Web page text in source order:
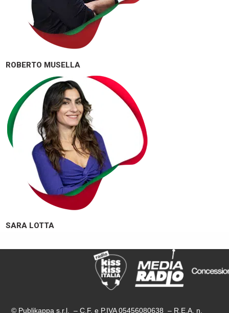
ROBERTO MUSELLA
SARA LOTTA
© Publikappa s.r.l. – C.F. e P.IVA 05456080638 – R.E.A. n.